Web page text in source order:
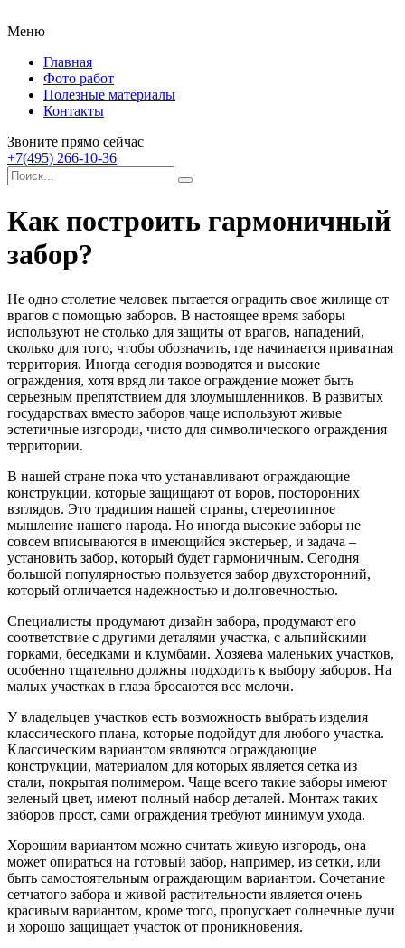
Меню
Главная
Фото работ
Полезные материалы
Контакты
Звоните прямо сейчас
+7(495) 266-10-36
Как построить гармоничный
забор?
Не одно столетие человек пытается оградить свое жилище от
врагов с помощью заборов. В настоящее время заборы
используют не столько для защиты от врагов, нападений,
сколько для того, чтобы обозначить, где начинается приватная
территория. Иногда сегодня возводятся и высокие
ограждения, хотя вряд ли такое ограждение может быть
серьезным препятствием для злоумышленников. В развитых
государствах вместо заборов чаще используют живые
эстетичные изгороди, чисто для символического ограждения
территории.
В нашей стране пока что устанавливают ограждающие
конструкции, которые защищают от воров, посторонних
взглядов. Это традиция нашей страны, стереотипное
мышление нашего народа. Но иногда высокие заборы не
совсем вписываются в имеющийся экстерьер, и задача –
установить забор, который будет гармоничным. Сегодня
большой популярностью пользуется забор двухсторонний,
который отличается надежностью и долговечностью.
Специалисты продумают дизайн забора, продумают его
соответствие с другими деталями участка, с альпийскими
горками, беседками и клумбами. Хозяева маленьких участков,
особенно тщательно должны подходить к выбору заборов. На
малых участках в глаза бросаются все мелочи.
У владельцев участков есть возможность выбрать изделия
классического плана, которые подойдут для любого участка.
Классическим вариантом являются ограждающие
конструкции, материалом для которых является сетка из
стали, покрытая полимером. Чаще всего такие заборы имеют
зеленый цвет, имеют полный набор деталей. Монтаж таких
заборов прост, сами ограждения требуют минимум ухода.
Хорошим вариантом можно считать живую изгородь, она
может опираться на готовый забор, например, из сетки, или
быть самостоятельным ограждающим вариантом. Сочетание
сетчатого забора и живой растительности является очень
красивым вариантом, кроме того, пропускает солнечные лучи
и хорошо защищает участок от проникновения.